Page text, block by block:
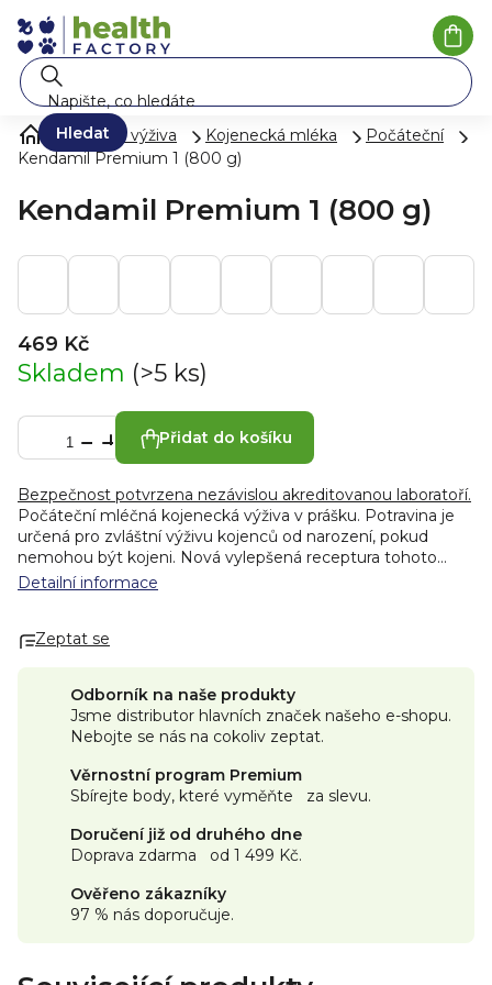
na
obsah
Hledat
Mléko a výživa Kojenecká mléka
Počáteční
Kendamil Premium 1 (800 g)
Kendamil Premium 1 (800 g)
469 Kč
Skladem (>5 ks)
Přidat do košíku
Bezpečnost potvrzena nezávislou akreditovanou laboratoří.
Počáteční mléčná kojenecká výživa v prášku. Potravina je
určená pro zvláštní výživu kojenců od narození, pokud
nemohou být kojeni. Nová vylepšená receptura tohoto
mléka vznikla na základě více než 60letého výzkumu a
kravské mléko s přirozeným obsahem mléčného tuku po
kojena. Obal je plně recyklovatelný. Benefity:
z plnotučného mléka ✓ Bez palmového oleje ✓ Bez rybího
oleje, bez sóji ✓ Vyrobeno bez použití GMO
mléčná chuť
Obsahuje DHA, jak požadují právní předpisy
pro veškerou kojeneckou výživu. 2
Z mikrořas
Schizochytrium sp. 3
Certifikováno. Geneticky
modifikované složky/suroviny (dle legislativy) nebyly
použity v jakékoliv fázi výroby potraviny včetně krmení pro
Složení:PlnotučnéMLÉKO
100 g prášku), demineralizovaná syrovátková bílkovina
galaktooligosacharidy (z
MLÉKA
), koncentrát syrovátkové
Detailní informace
Zeptat se
Odborník na naše produkty
Jsme distributor hlavních značek našeho e-shopu.
Nebojte se nás na cokoliv zeptat.
Věrnostní program Premium
Sbírejte body, které vyměňte za slevu.
Doručení již od druhého dne
Doprava zdarma od 1 499 Kč.
Ověřeno zákazníky
97 % nás doporučuje.